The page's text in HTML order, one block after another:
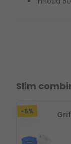
Slim
-5%